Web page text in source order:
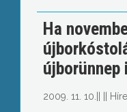
Ha
újborünnep
2009. 11. 10.